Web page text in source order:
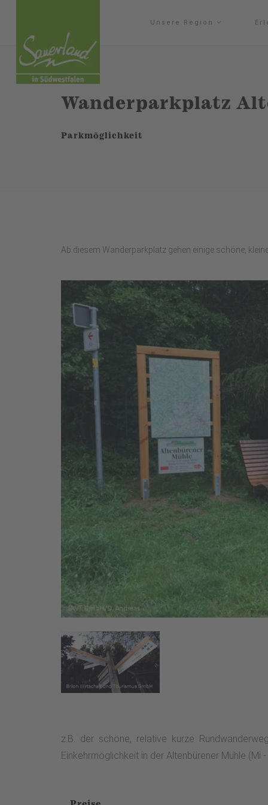
Unsere Region
Wanderparkplatz
Parkmöglichkeit
Ab diesem Wanderparkplatz gehen einige schöne,
z.B. der schöne, relative kurze
Einkehrmöglichkeit in der Altenbürener Mühle (Mi -